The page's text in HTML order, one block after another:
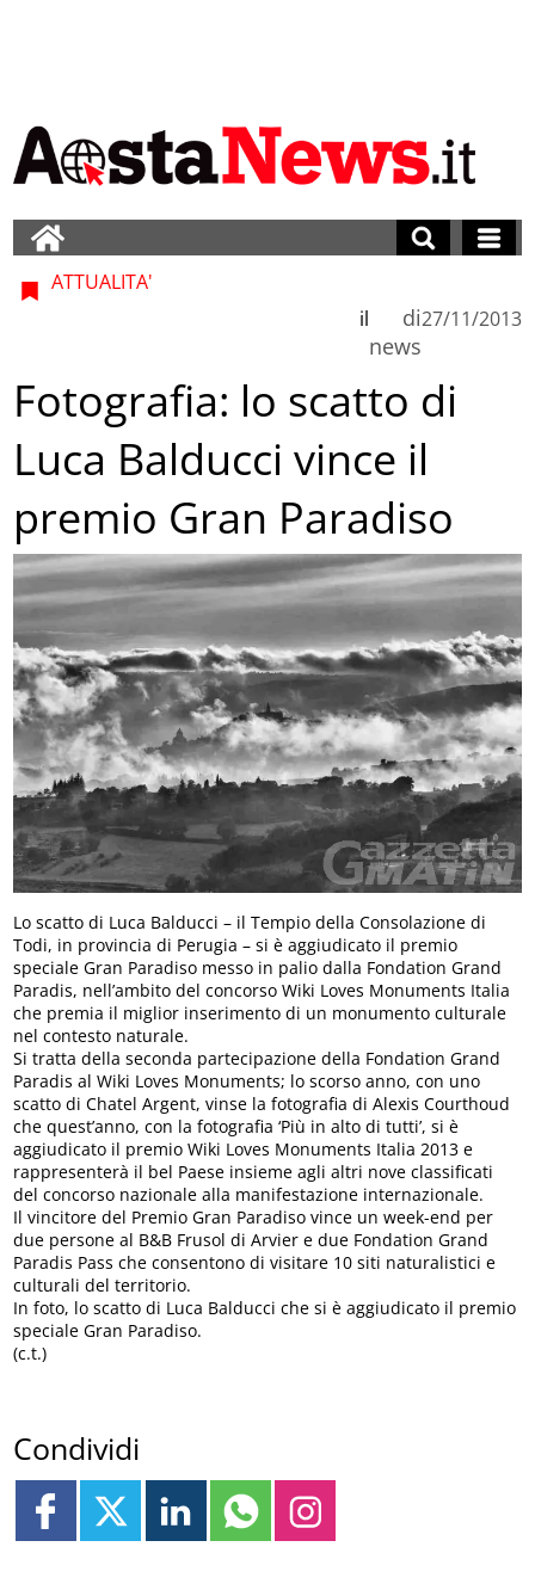
ATTUALITA'
di
news
il 27/11/2013
Fotografia: lo scatto di
Luca Balducci vince il
premio Gran Paradiso
Lo scatto di Luca Balducci – il Tempio della Consolazione di
Todi, in provincia di Perugia – si è aggiudicato il premio
speciale Gran Paradiso messo in palio dalla Fondation Grand
Paradis, nell’ambito del concorso Wiki Loves Monuments Italia
che premia il miglior inserimento di un monumento culturale
nel contesto naturale.
Si tratta della seconda partecipazione della Fondation Grand
Paradis al Wiki Loves Monuments; lo scorso anno, con uno
scatto di Chatel Argent, vinse la fotografia di Alexis Courthoud
che quest’anno, con la fotografia ‘Più in alto di tutti’, si è
aggiudicato il premio Wiki Loves Monuments Italia 2013 e
rappresenterà il bel Paese insieme agli altri nove classificati
del concorso nazionale alla manifestazione internazionale.
Il vincitore del Premio Gran Paradiso vince un week-end per
due persone al B&B Frusol di Arvier e due Fondation Grand
Paradis Pass che consentono di visitare 10 siti naturalistici e
culturali del territorio.
In foto, lo scatto di Luca Balducci che si è aggiudicato il premio
speciale Gran Paradiso.
(c.t.)
Condividi